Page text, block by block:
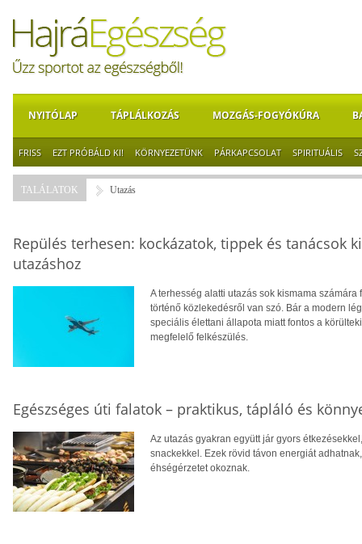
NYITÓLAP TÁPLÁLKOZÁS MOZGÁS-FOGYÓKÚRA
FRISS EZT PRÓBÁLD KI! KÖRNYEZETÜNK PÁRKAPCSOLAT SPIRITUÁLIS
TALÁLATOK Utazás
Repülés terhesen: kockázatok, tippek és tanácsok
utazáshoz
A terhesség alatti utazás sok kismama
történő közlekedésről van szó. Bár a modern
speciális élettani állapota miatt fontos a
megfelelő felkészülés.
Egészséges úti falatok – praktikus, tápláló és
Az utazás gyakran együtt jár gyors
snackekkel. Ezek rövid távon energiát
éhségérzetet okoznak.